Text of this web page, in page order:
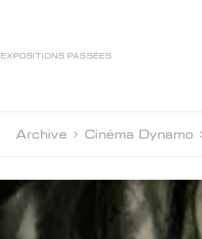
EXPOSITIONS PASSÉES
Archive  Cinéma Dynamo